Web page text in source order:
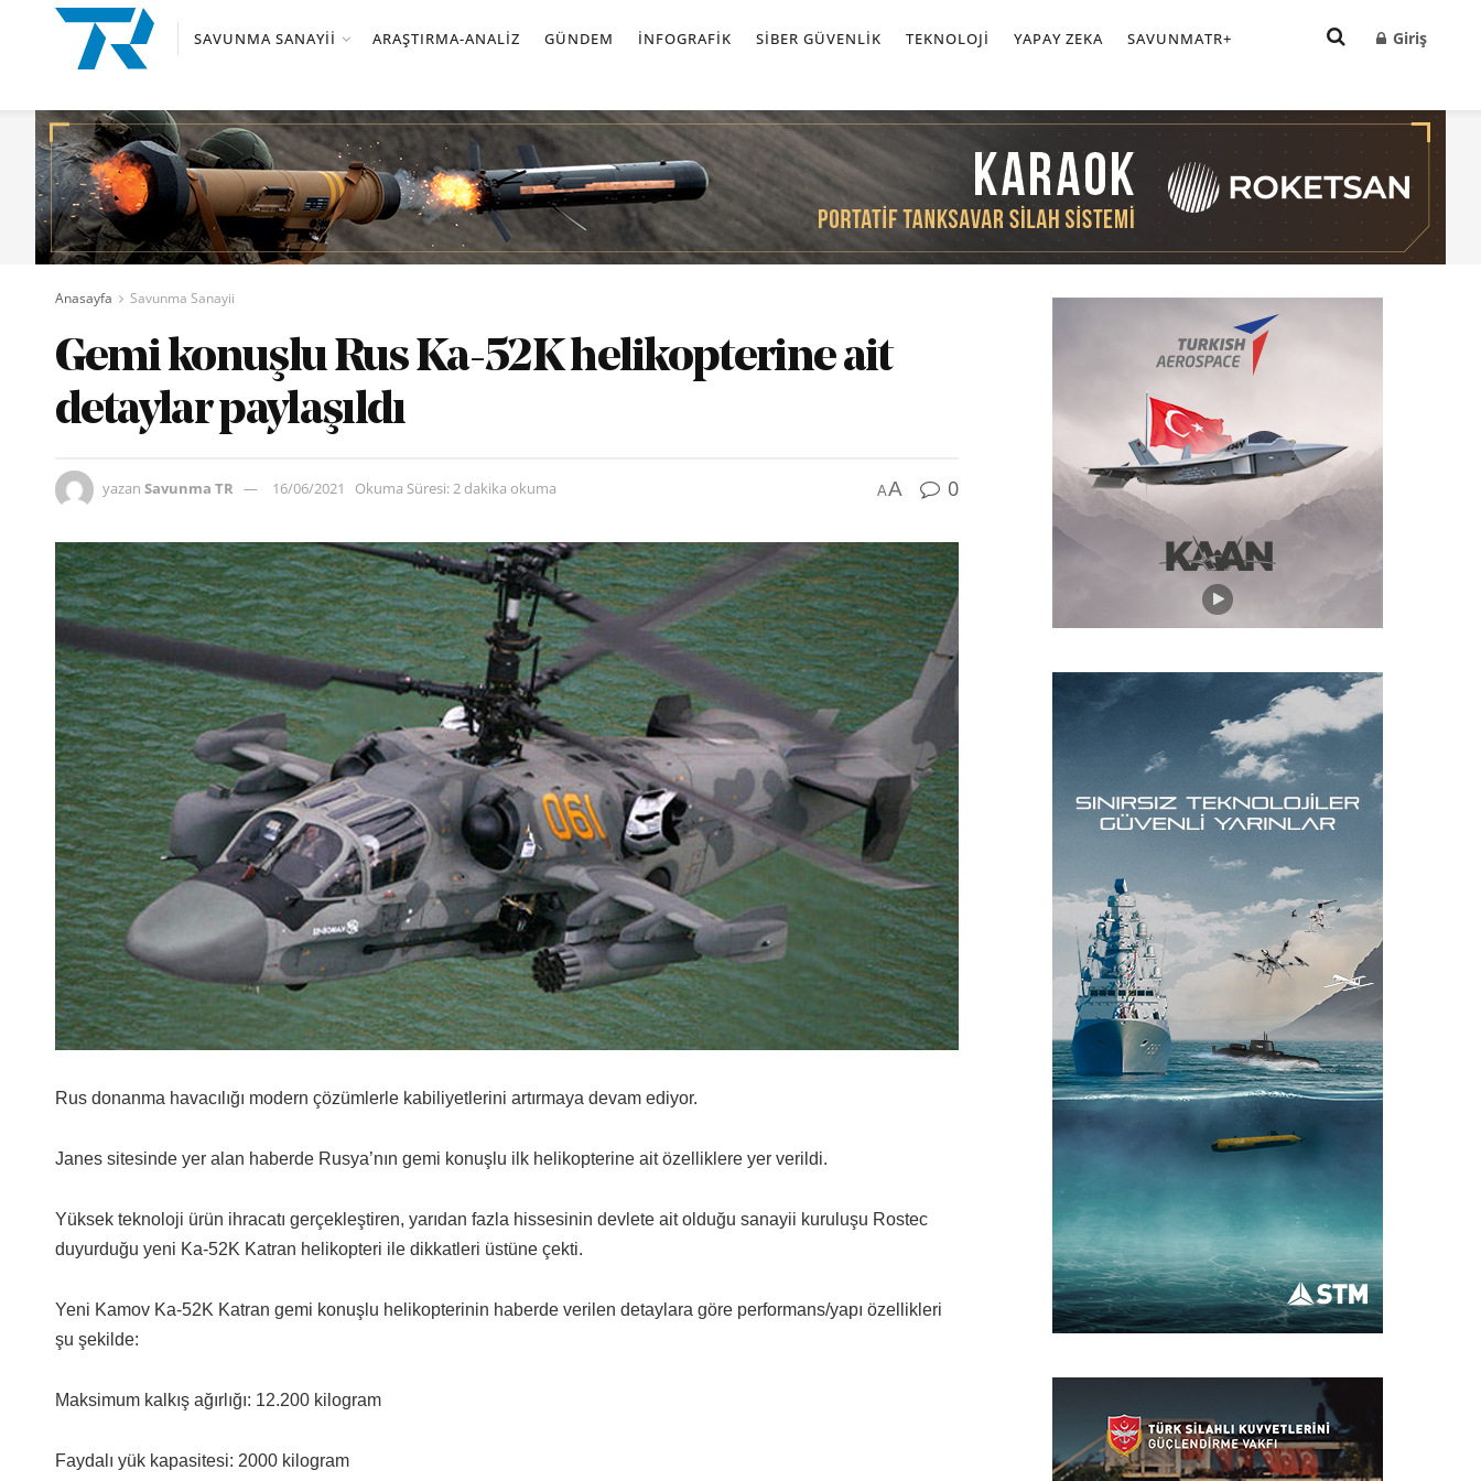
SAVUNMA SANAYII ARAŞTIRMA-ANALIZ GÜNDEM İNFOGRAFIK SIBER GÜVENLIK TEKNOLOJI YAPAY ZEKA SAVUNMATR+ Giriş
Anasayfa Savunma Sanayii
Gemi konuşlu Rus Ka-52K helikopterine ait
detaylar paylaşıldı
yazan Savunma TR 16/06/2021 Okuma Süresi: 2 dakika okuma AA 0
Rus donanma havacılığı modern çözümlerle kabiliyetlerini artırmaya devam ediyor.
Janes sitesinde yer alan haberde Rusya’nın gemi konuşlu ilk helikopterine ait özelliklere yer verildi.
Yüksek teknoloji ürün ihracatı gerçekleştiren, yarıdan fazla hissesinin devlete ait olduğu sanayii kuruluşu Rostec
duyurduğu yeni Ka-52K Katran helikopteri ile dikkatleri üstüne çekti.
Yeni Kamov Ka-52K Katran gemi konuşlu helikopterinin haberde verilen detaylara göre performans/yapı özellikleri
şu şekilde:
Maksimum kalkış ağırlığı: 12.200 kilogram
Faydalı yük kapasitesi: 2000 kilogram